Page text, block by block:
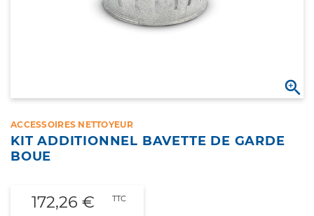

ACCESSOIRES NETTOYEUR
KIT ADDITIONNEL BAVETTE DE GARDE
BOUE
172,26 € TTC